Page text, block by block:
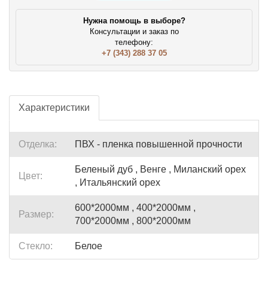
Нужна помощь в выборе?
Консультации и заказ по
телефону:
+7 (343) 288 37 05
Характеристики
Отделка: ПВХ - пленка повышенной прочности
Цвет:
Беленый дуб , Венге , Миланский орех
, Итальянский орех
Размер:
600*2000мм , 400*2000мм ,
700*2000мм , 800*2000мм
Стекло: Белое